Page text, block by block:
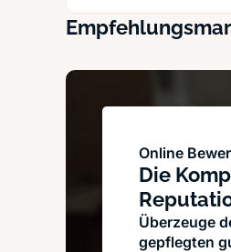
Online
Die
Überzeuge
gepflegten